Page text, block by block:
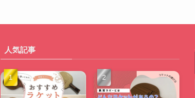
人気記事